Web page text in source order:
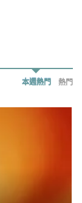
本週熱門 熱門